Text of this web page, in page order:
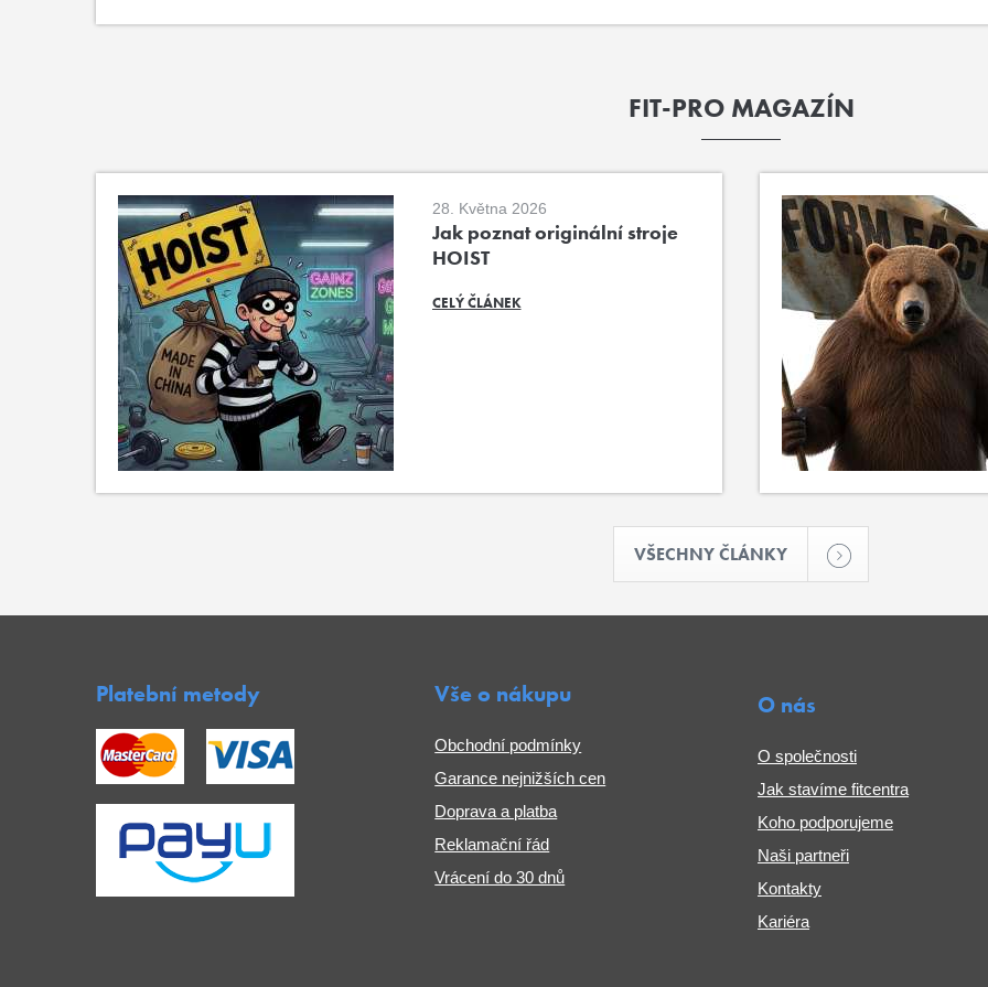
FIT-PRO MAGAZÍN
28. Května 2026
Jak poznat originální stroje
HOIST
CELÝ ČLÁNEK
VŠECHNY ČLÁNKY
Platební metody Vše o nákupu
Obchodní podmínky
Garance nejnižších cen
Doprava a platba
Reklamační řád
Vrácení do 30 dnů
O nás
O společnosti
Jak stavíme fitcentra
Koho podporujeme
Naši partneři
Kontakty
Kariéra